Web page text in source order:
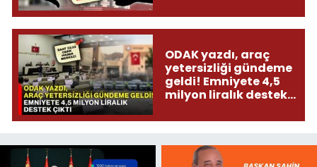
ODAK yazdı, araç
yetersizliği gündeme
geldi! Emniyete 4,5
milyon liralık destek